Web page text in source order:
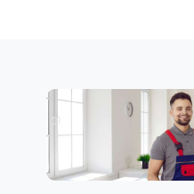
Wolfsberg